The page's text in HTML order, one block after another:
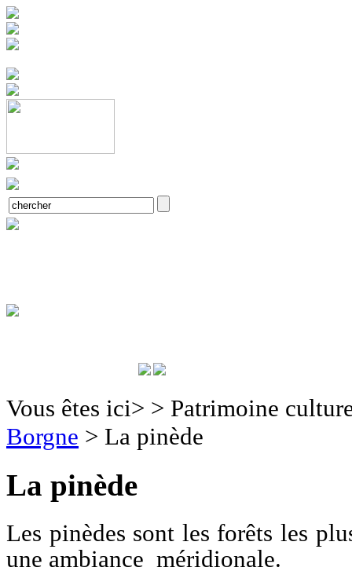
Vous êtes ici> > Patrimoine
Borgne > La pinède
La pinède
Les pinèdes sont les forêts les
une ambiance méridionale.